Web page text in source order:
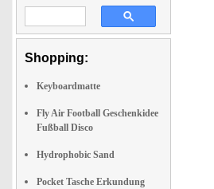
Shopping:
Keyboardmatte
Fly Air Football Geschenkidee
Fußball Disco
Hydrophobic Sand
Pocket Tasche Erkundung